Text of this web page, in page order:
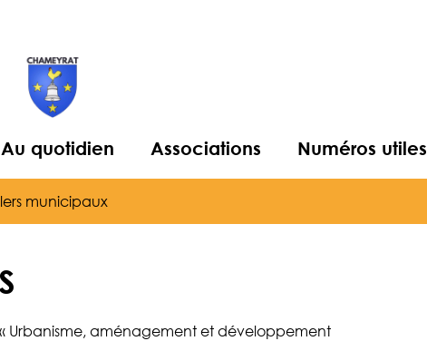
Au quotidien Associations Numéros utiles
municipaux
Urbanisme, aménagement et développement